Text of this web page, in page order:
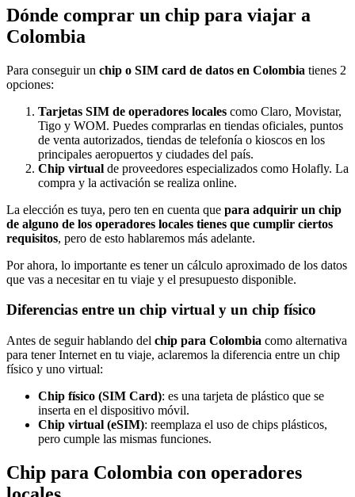
Dónde comprar un chip para viajar a
Colombia
Para conseguir un chip o SIM card de datos en Colombia tienes 2
opciones:
Tarjetas SIM de operadores locales como Claro, Movistar,
Tigo y WOM. Puedes comprarlas en tiendas oficiales, puntos
de venta autorizados, tiendas de telefonía o kioscos en los
principales aeropuertos y ciudades del país.
Chip virtual de proveedores especializados como Holafly. La
compra y la activación se realiza online.
La elección es tuya, pero ten en cuenta que para adquirir un chip
de alguno de los operadores locales tienes que cumplir ciertos
requisitos, pero de esto hablaremos más adelante.
Por ahora, lo importante es tener un cálculo aproximado de los datos
que vas a necesitar en tu viaje y el presupuesto disponible.
Diferencias entre un chip virtual y un chip físico
Antes de seguir hablando del chip para Colombia como alternativa
para tener Internet en tu viaje, aclaremos la diferencia entre un chip
físico y uno virtual:
Chip físico (SIM Card): es una tarjeta de plástico que se
inserta en el dispositivo móvil.
Chip virtual (eSIM): reemplaza el uso de chips plásticos,
pero cumple las mismas funciones.
Chip para Colombia con operadores